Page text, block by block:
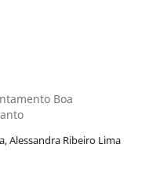
Boa
Alessandra Ribeiro Lima